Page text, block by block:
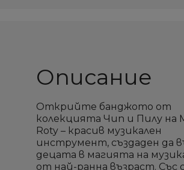
Описание
Открийте банджото от
колекцията Чип и Пилу на
Roty – красив музикален
инструмент, създаден да
децата в магията на
от най-ранна възраст. Със